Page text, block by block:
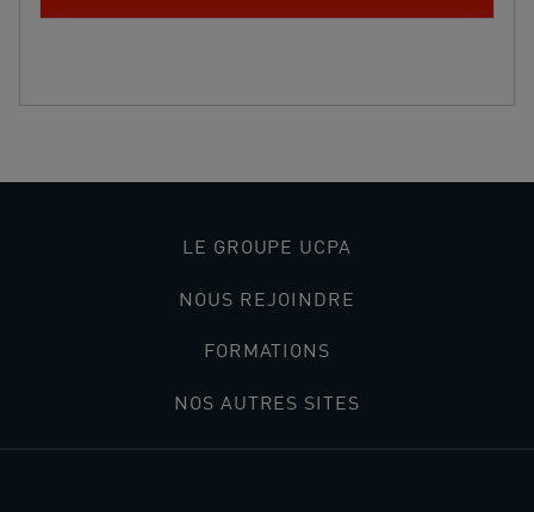
LE GROUPE UCPA
NOUS REJOINDRE
FORMATIONS
NOS AUTRES SITES